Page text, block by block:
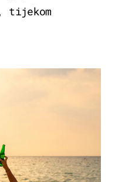
tijekom